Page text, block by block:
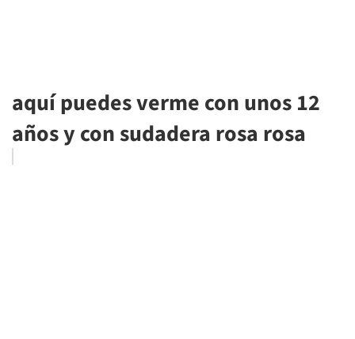
aquí puedes verme con unos 12
años y con sudadera rosa rosa